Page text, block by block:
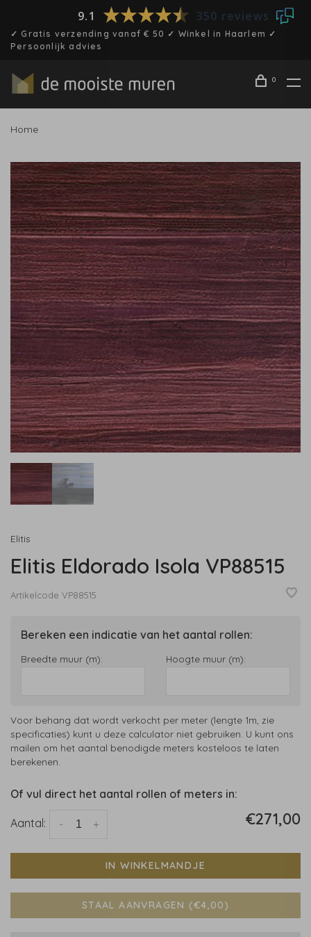
9.1 350 reviews
✓ Gratis verzending vanaf € 50 ✓ Winkel in Haarlem ✓
Persoonlijk advies
0
Home
Elitis
Elitis Eldorado Isola VP88515
Artikelcode VP88515
Bereken een indicatie van het aantal rollen:
Breedte muur (m): Hoogte muur (m):
Voor behang dat wordt verkocht per meter (lengte 1m, zie
specificaties) kunt u deze calculator niet gebruiken. U kunt ons
mailen om het aantal benodigde meters kosteloos te laten
berekenen.
Of vul direct het aantal rollen of meters in:
Aantal: +
- €271,00
IN WINKELMANDJE
STAAL AANVRAGEN (€4,00)